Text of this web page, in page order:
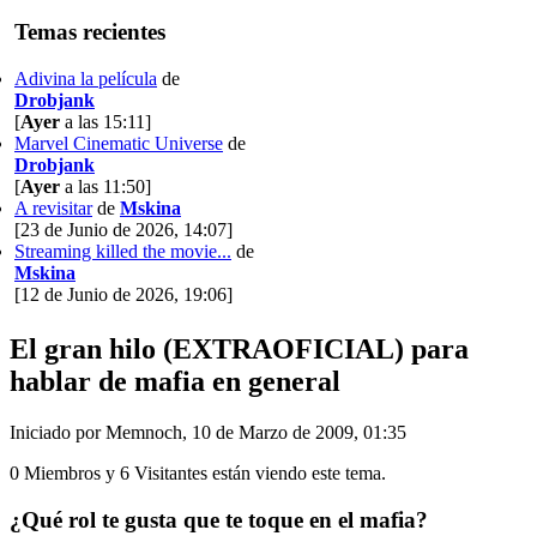
Temas recientes
Adivina la película de
Drobjank
[Ayer a las 15:11]
Marvel Cinematic Universe de
Drobjank
[Ayer a las 11:50]
A revisitarde Mskina
[23 de Junio de 2026, 14:07]
Streaming killed the movie... de
Mskina
[12 de Junio de 2026, 19:06]
El gran hilo (EXTRAOFICIAL) para
hablar de mafia en general
Iniciado por Memnoch, 10 de Marzo de 2009, 01:35
0 Miembros y 6 Visitantes están viendo este tema.
¿Qué rol te gusta que te toque en el mafia?